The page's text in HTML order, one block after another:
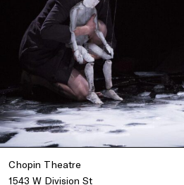
Chopin Theatre
1543 W Division St